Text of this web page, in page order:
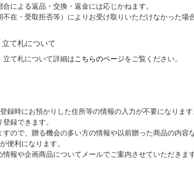
による返品・交換・返金には応じかねます。
不在・受取拒否等）によりお受け取りいただけなかった場
て札について
立て札について詳細はこちらのページをご覧ください。
録時にお預かりした住所等の情報の入力が不要になります
録できます。
すので、贈る機会の多い方の情報や以前贈った商品の内
便利になります。
情報や企画商品についてメールでご案内させていただきます